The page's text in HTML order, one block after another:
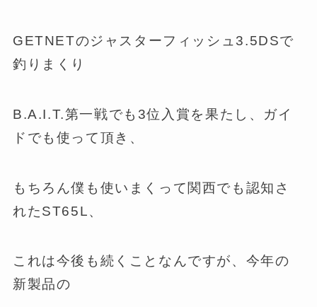
GETNETのジャスターフィッシュ3.5DSで
釣りまくり
B.A.I.T.第一戦でも3位入賞を果たし、ガイ
ドでも使って頂き、
もちろん僕も使いまくって関西でも認知さ
れたST65L、
これは今後も続くことなんですが、今年の
新製品の